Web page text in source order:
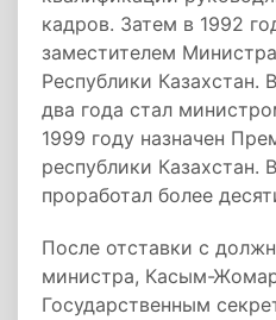
кадров. Затем в 1992
заместителем
Республики Казахстан.
два года стал
1999 году назначен
республики Казахстан.
проработал более
После отставки с
министра, Касым-
Государственным